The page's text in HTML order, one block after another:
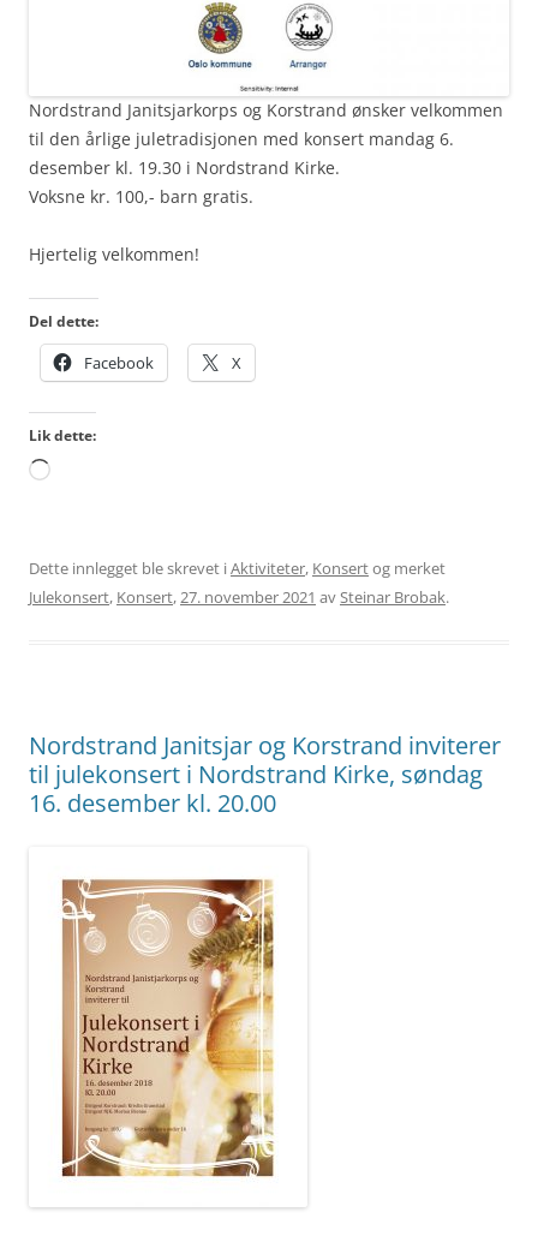
Nordstrand Janitsjarkorps og Korstrand ønsker velkommen
til den årlige juletradisjonen med konsert mandag 6.
desember kl. 19.30 i Nordstrand Kirke.
Voksne kr. 100,- barn gratis.
Hjertelig velkommen!
Del dette:
Facebook X
Lik dette:
Laster
Dette innlegget ble skrevet iAktiviteter, Konsertog merket
Julekonsert, Konsert,27. november 2021 avSteinar Brobak.
Nordstrand Janitsjar og Korstrand inviterer
til julekonsert i Nordstrand Kirke, søndag
16. desember kl. 20.00